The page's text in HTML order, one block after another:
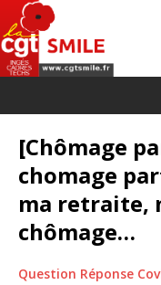
[Chômage
chomage
ma retraite,
chômage…
Question Réponse